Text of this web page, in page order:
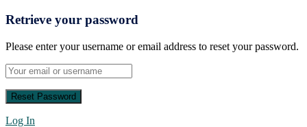
Retrieve your password
Please enter your username or email address to reset your password.
Log In